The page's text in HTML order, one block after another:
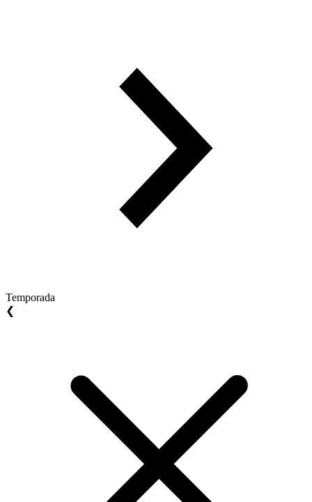
Temporada
❮